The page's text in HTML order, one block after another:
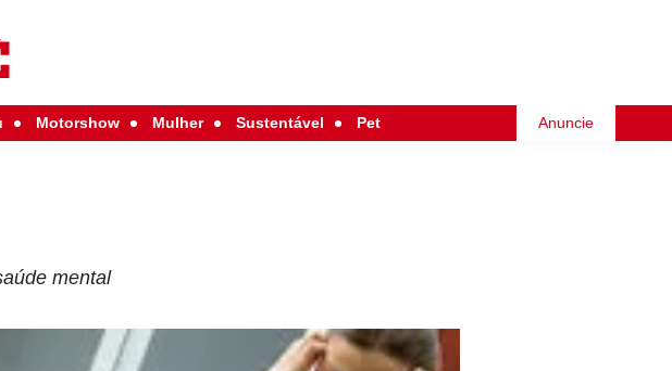
Motorshow Mulher Sustentável Pet Anuncie
mental